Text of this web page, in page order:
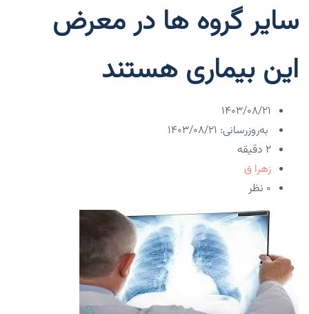
سایر گروه ها در معرض
این بیماری هستند
۱۴۰۳/۰۸/۲۱
به‌روزرسانی: ۱۴۰۳/۰۸/۲۱
2 دقیقه
زهرا ق
۰ نظر